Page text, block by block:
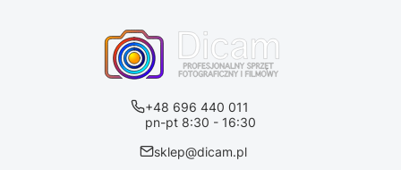
+48 696 440 011
pn-pt 8:30 - 16:30
sklep@dicam.pl